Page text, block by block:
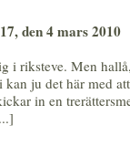
den 4 mars 2010
i riksteve. Men
ju det här med
in en